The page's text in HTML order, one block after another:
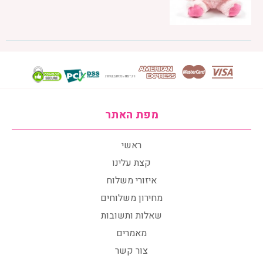
מפת האתר
ראשי
קצת עלינו
איזורי משלוח
מחירון משלוחים
שאלות ותשובות
מאמרים
צור קשר